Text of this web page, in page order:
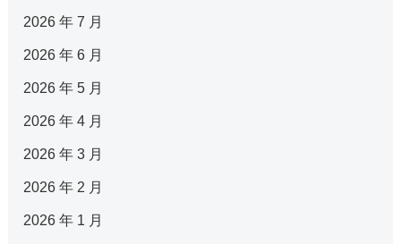
2026 年 7 月
2026 年 6 月
2026 年 5 月
2026 年 4 月
2026 年 3 月
2026 年 2 月
2026 年 1 月